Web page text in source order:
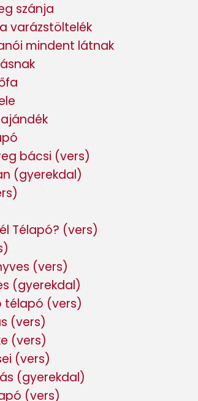
szánja
varázstöltelék
mindent látnak
bácsi (vers)
(gyerekdal)
Télapó? (vers)
(vers)
(gyerekdal)
télapó (vers)
(vers)
(vers)
(vers)
(gyerekdal)
(vers)